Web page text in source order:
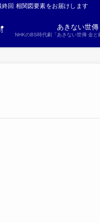
回 相関図要素をお届けします
あきない世
NHKのBS時代劇「あきない世傳 金と